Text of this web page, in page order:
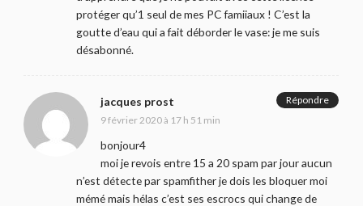
protéger qu’1 seul de mes PC famiiaux ! C’est la
goutte d’eau qui a fait déborder le vase: je me suis
désabonné.
jacques prost
9 février 2020 à 17 h 51 min
bonjour4
moi je revois entre 15 a 20 spam par jour aucun
n’est détecte par spamfither je dois les bloquer moi
mémé mais hélas c’est ses escrocs qui change de
Répondre